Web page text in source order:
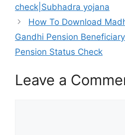
check|Subhadra yojana
How To Download
Gandhi Pension
Pension Status Check
Leave a